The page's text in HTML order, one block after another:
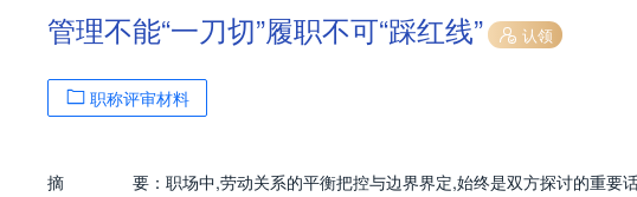
管理不能“一刀切”履职不可“踩红线” 认领
职称评审材料
摘 要： 职场中,劳动关系的平衡把控与边界界定,始终是双方探讨的重